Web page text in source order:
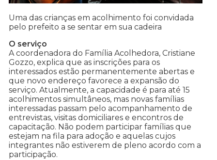
Uma das crianças em acolhimento foi convidada
pelo prefeito a se sentar em sua cadeira
O serviço
A coordenadora do Família Acolhedora, Cristiane
Gozzo, explica que as inscrições para os
interessados estão permanentemente abertas e
que novo endereço favorece a expansão do
serviço. Atualmente, a capacidade é para até 15
acolhimentos simultâneos, mas novas famílias
interessadas passam pelo acompanhamento de
entrevistas, visitas domiciliares e encontros de
capacitação. Não podem participar famílias que
estejam na fila para adoção e aquelas cujos
integrantes não estiverem de pleno acordo com a
participação.